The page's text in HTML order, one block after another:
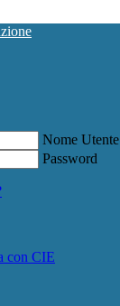
Nome Utente
Password
con CIE